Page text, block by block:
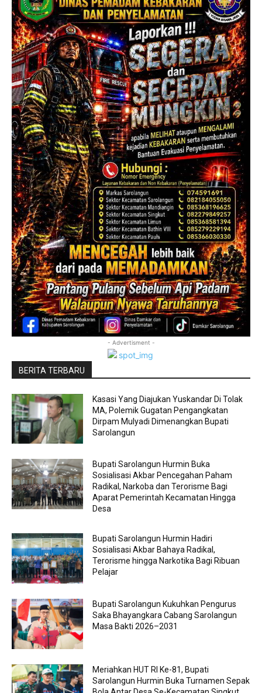
- Advertisment -
BERITA TERBARU
Kasasi Yang Diajukan Yuskandar Di Tolak
MA, Polemik Gugatan Pengangkatan
Dirpam Mulyadi Dimenangkan Bupati
Sarolangun
Bupati Sarolangun Hurmin Buka
Sosialisasi Akbar Pencegahan Paham
Radikal, Narkoba dan Terorisme Bagi
Aparat Pemerintah Kecamatan Hingga
Desa
Bupati Sarolangun Hurmin Hadiri
Sosialisasi Akbar Bahaya Radikal,
Terorisme hingga Narkotika Bagi Ribuan
Pelajar
Bupati Sarolangun Kukuhkan Pengurus
Saka Bhayangkara Cabang Sarolangun
Masa Bakti 2026–2031
Meriahkan HUT RI Ke-81, Bupati
Sarolangun Hurmin Buka Turnamen Sepak